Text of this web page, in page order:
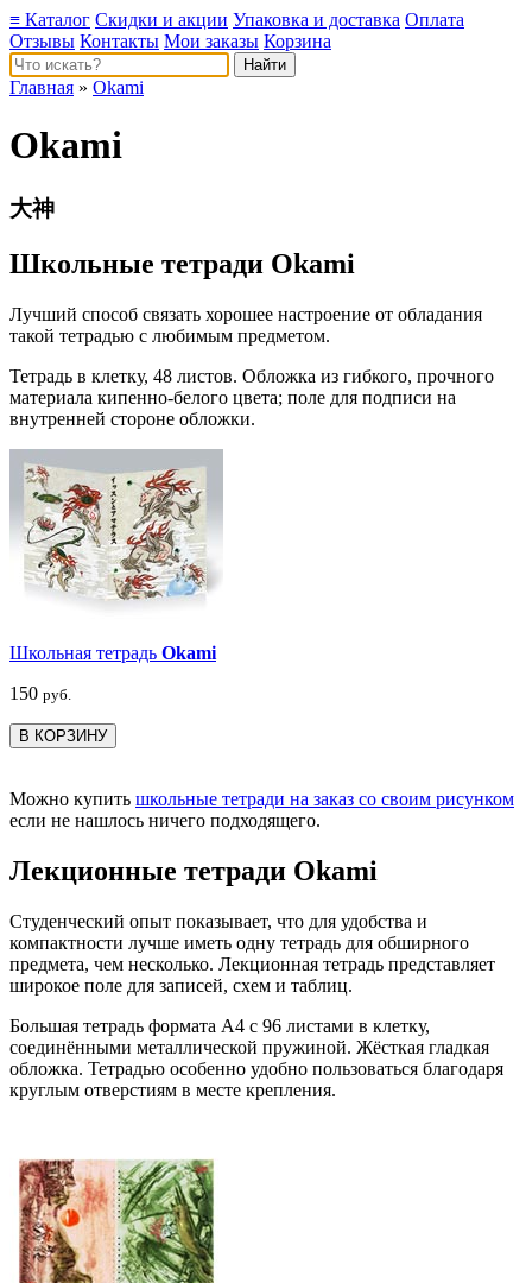
≡ Каталог Скидки и акции Упаковка и доставка Оплата
Отзывы Контакты Мои заказы Корзина
Главная » Okami
Okami
大神
Школьные тетради Okami
Лучший способ связать хорошее настроение от обладания
такой тетрадью c любимым предметом.
Тетрадь в клетку, 48 листов. Обложка из гибкого, прочного
материала кипенно-белого цвета; поле для подписи на
внутренней стороне обложки.
Школьная тетрадь Okami
150 руб.
В КОРЗИНУ
Можно купить школьные тетради на заказ со своим рисунком
если не нашлось ничего подходящего.
Лекционные тетради Okami
Студенческий опыт показывает, что для удобства и
компактности лучше иметь одну тетрадь для обширного
предмета, чем несколько. Лекционная тетрадь представляет
широкое поле для записей, схем и таблиц.
Большая тетрадь формата А4 с 96 листами в клетку,
соединёнными металлической пружиной. Жёсткая гладкая
обложка. Тетрадью особенно удобно пользоваться благодаря
круглым отверстиям в месте крепления.